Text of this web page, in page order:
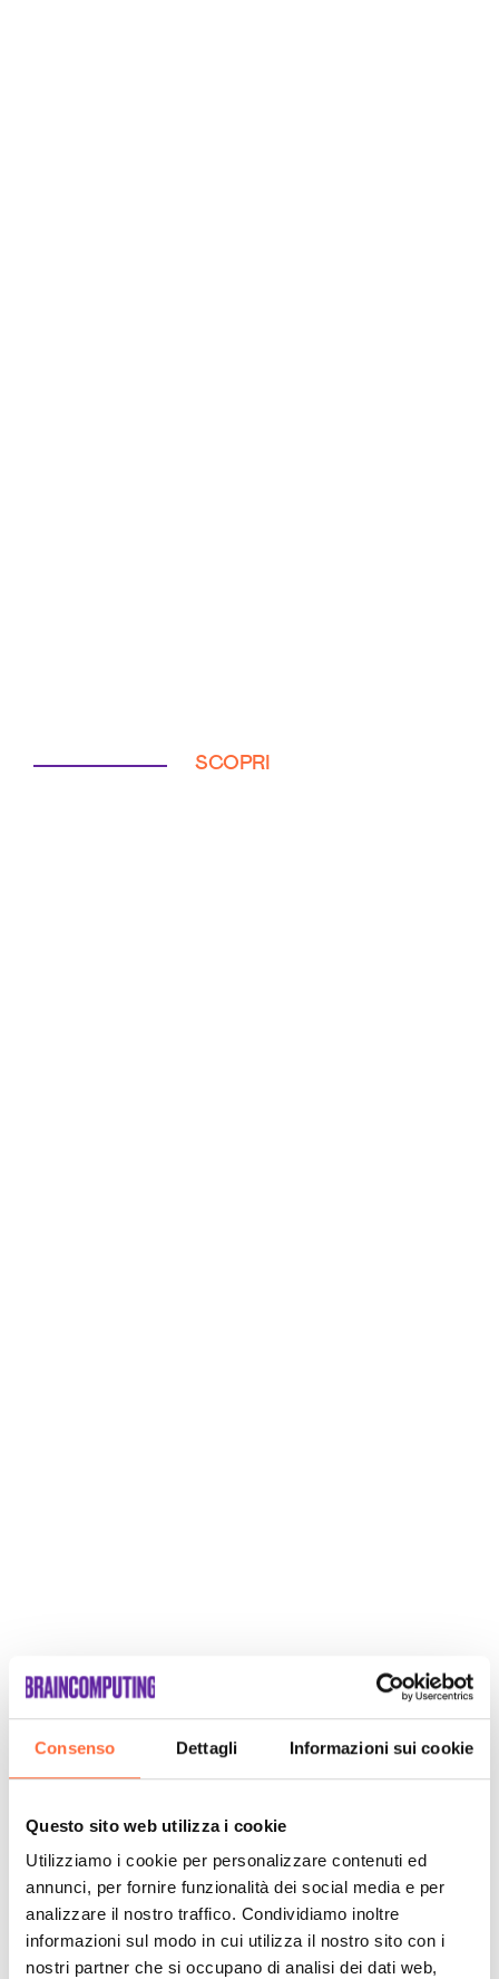
Consenso Dettagli Informazioni sui cookie
Questo sito web utilizza i cookie
Utilizziamo i cookie per personalizzare contenuti ed
annunci, per fornire funzionalità dei social media e per
analizzare il nostro traffico. Condividiamo inoltre
informazioni sul modo in cui utilizza il nostro sito con i
nostri partner che si occupano di analisi dei dati web,
SCOPRI
SCOPRI